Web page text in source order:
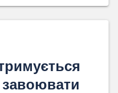
завоювати